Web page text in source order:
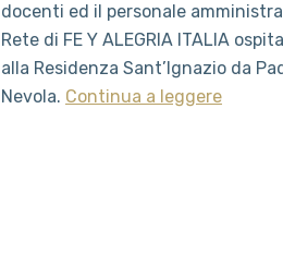
docenti ed il personale
Rete di FE Y ALEGRIA ITALIA
alla Residenza Sant’Ignazio da
Nevola. Continua a leggere